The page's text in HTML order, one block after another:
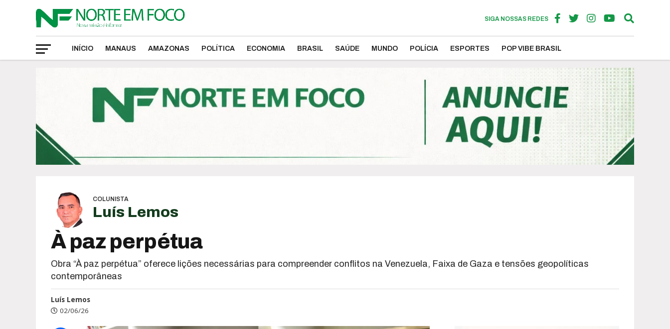
SIGA NOSSAS REDES
INÍCIO MANAUS AMAZONAS POLÍTICA ECONOMIA BRASIL SAÚDE MUNDO POLÍCIA ESPORTES POP VIBE BRASIL
COLUNISTA
Luís Lemos
À paz perpétua
Obra “À paz perpétua” oferece lições necessárias para compreender conflitos na Venezuela, Faixa de Gaza e tensões geopolíticas
contemporâneas
Luís Lemos
02/06/26